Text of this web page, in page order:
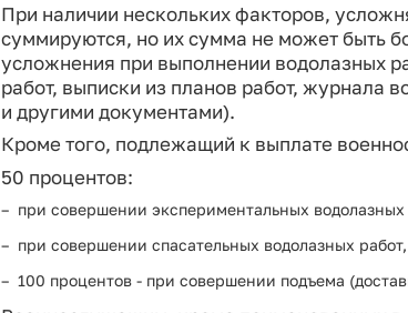
При наличии нескольких факторов,
суммируются, но их сумма не может быть
усложнения при выполнении водолазных
работ, выписки из планов работ, журнала
и другими документами).
Кроме того, подлежащий к выплате
50 процентов:
при совершении экспериментальных водолазных
при совершении спасательных водолазных
100 процентов - при совершении подъема